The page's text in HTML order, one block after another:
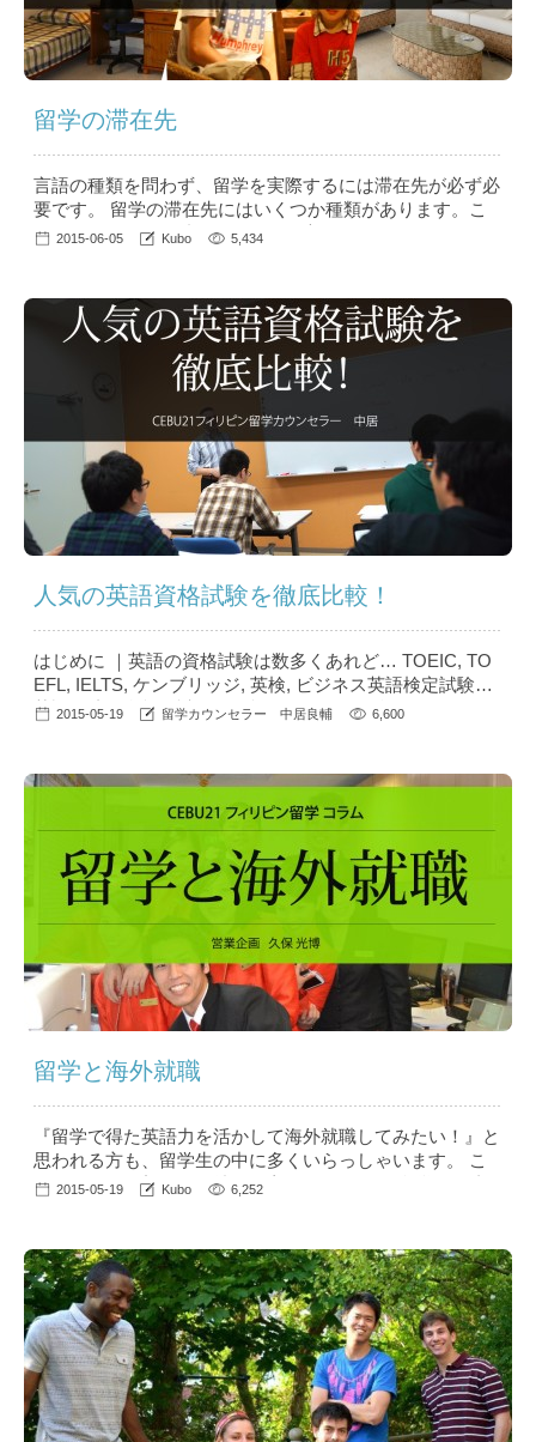
留学の滞在先
言語の種類を問わず、留学を実際するには滞在先が必ず必
要です。 留学の滞在先にはいくつか種類があります。こ
こではそれぞれの特徴・一般的に言われるメリットとデメ
ー」とも呼ばれ、近年最も人気が上昇している滞在形態で
す。 今でも英語圏への留学全体でみれば“到着...
2015-06-05 Kubo 5,434
人気の英語資格試験を徹底比較！
はじめに ｜英語の資格試験は数多くあれど… TOEIC, TO
EFL, IELTS, ケンブリッジ, 英検, ビジネス英語検定試験…
英語関連の資格、試験と銘打ったものは数多くあれど、
中々実態が掴みづらい部分があるかと思います。 本編で
は、フィリピン留学のカウンセラーとしての経験上、フィ
リ...
2015-05-19 留学カウンセラー 中居良輔 6,600
留学と海外就職
『留学で得た英語力を活かして海外就職してみたい！』と
思われる方も、留学生の中に多くいらっしゃいます。 こ
こではこんな想いをお持ちの方に“フィリピン留学経験者
で2年強勤務していた筆者が自身の経験も含め、述べさせ
て頂きます。 １．留学は海外就職に有利？ 結論から言い
ますと“留学をされた方のほう...
2015-05-19 Kubo 6,252